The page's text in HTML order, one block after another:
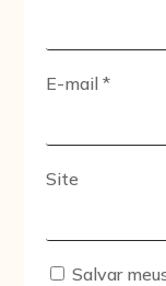
E-mail*
Site
Salvar